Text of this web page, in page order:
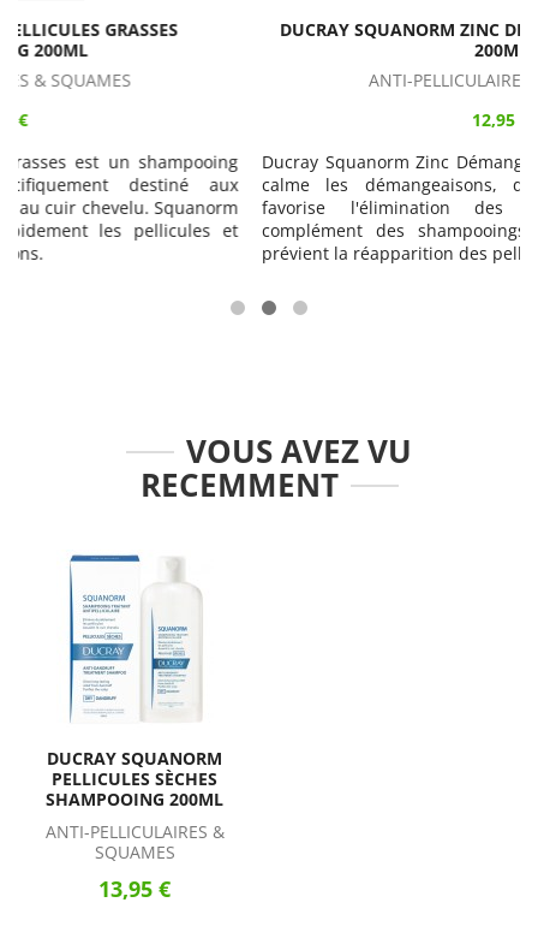
DUCRAY SQUANORM ZINC DÉMANGEAISONS LOTION
ANTI-PELLICULAIRES & SQUAMES
Ducray Squanorm Zinc Démangeaisons est une lotion qui
calme les démangeaisons, diminue les rougeurs et
favorise l'élimination des pellicules. Utilisée en
complément des shampooings Squanorm, cette lotion
prévient la réapparition des pellicules.
VOUS AVEZ VU
RECEMMENT
DUCRAY SQUANORM
PELLICULES SÈCHES
SHAMPOOING 200ML
ANTI-PELLICULAIRES &
SQUAMES
13,95 €